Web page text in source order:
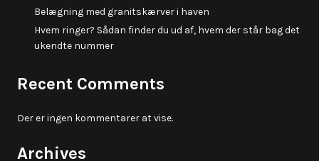
Belægning med granitskærver i haven
Hvem ringer? Sådan finder du ud af, hvem der står bag det
ukendte nummer
Recent Comments
Der er ingen kommentarer at vise.
Archives